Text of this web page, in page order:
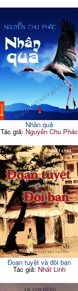
Nhân quả
Tác giả: Nguyễn Chu Phác
Đoạn tuyệt và đôi bạn
Tác giả: Nhất Linh